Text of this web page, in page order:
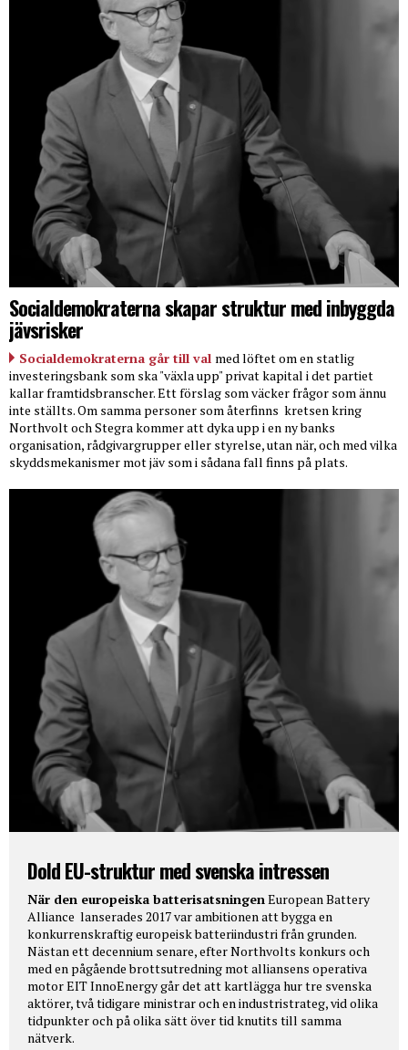
Socialdemokraterna skapar struktur med inbyggda
jävsrisker
Socialdemokraterna går till val med löftet om en statlig
investeringsbank som ska "växla upp" privat kapital i det partiet
kallar framtidsbranscher. Ett förslag som väcker frågor som ännu
inte ställts. Om samma personer som återfinns kretsen kring
Northvolt och Stegra kommer att dyka upp i en ny banks
organisation, rådgivargrupper eller styrelse, utan när, och med vilka
skyddsmekanismer mot jäv som i sådana fall finns på plats.
Dold EU-struktur med svenska intressen
När den europeiska batterisatsningen European Battery
Alliance lanserades 2017 var ambitionen att bygga en
konkurrenskraftig europeisk batteriindustri från grunden.
Nästan ett decennium senare, efter Northvolts konkurs och
med en pågående brottsutredning mot alliansens operativa
motor EIT InnoEnergy går det att kartlägga hur tre svenska
aktörer, två tidigare ministrar och en industristrateg, vid olika
tidpunkter och på olika sätt över tid knutits till samma
nätverk.